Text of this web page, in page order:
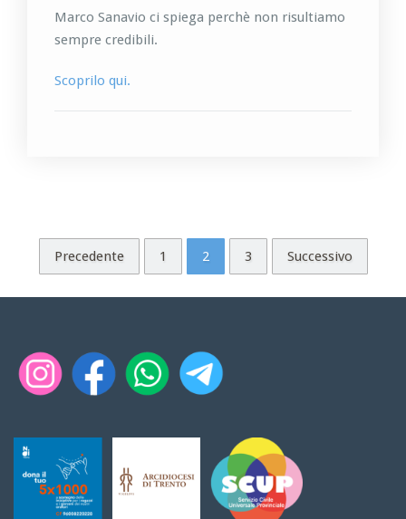
Marco Sanavio ci spiega perchè non risultiamo
sempre credibili.
Scoprilo qui.
Precedente 1 2 3 Successivo